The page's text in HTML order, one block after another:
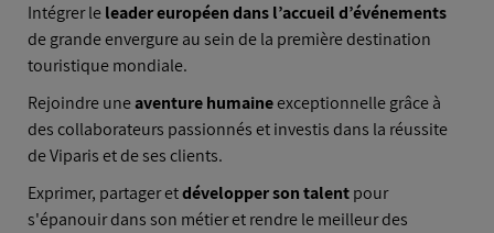
Intégrer leleader européen dans l’accueil d’événements
de grande envergure au sein de la première destination
touristique mondiale.
Rejoindre uneaventure humaineexceptionnelle grâce à
des collaborateurs passionnés et investis dans la réussite
de Viparis et de ses clients.
Exprimer, partager etdévelopper son talentpour
s'épanouir dans son métier et rendre le meilleur des